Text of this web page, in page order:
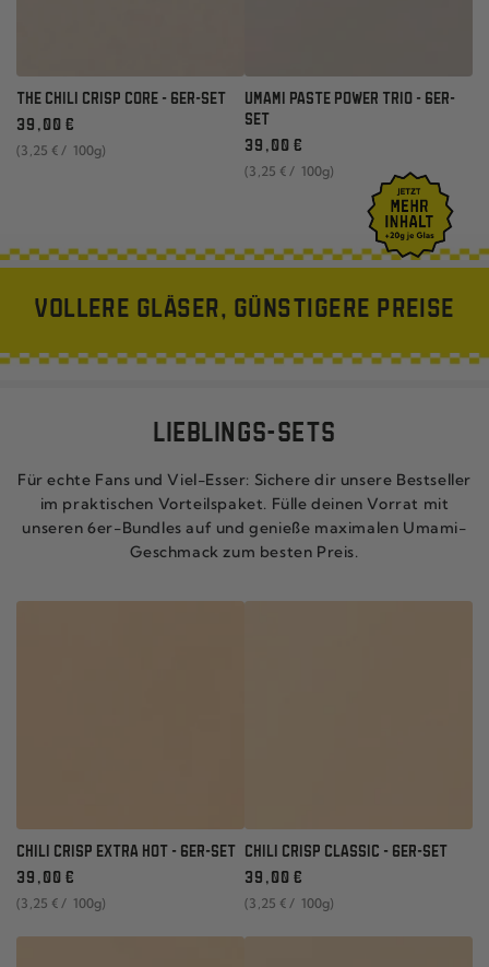
THE CHILI CRISP CORE - 6ER-SET
Regulärer
Preis
39 ,00 €
Stückpreis
(3 ,25 € / pro
100g)
UMAMI PASTE POWER TRIO - 6ER-
SET
Regulärer
Preis
39 ,00 €
Stückpreis
(3 ,25 € / pro
100g)
VOLLERE GLÄSER, GÜNSTIGERE PREISE
LIEBLINGS-SETS
Für echte Fans und Viel-Esser: Sichere dir unsere Bestseller
im praktischen Vorteilspaket. Fülle deinen Vorrat mit
unseren 6er-Bundles auf und genieße maximalen Umami-
Geschmack zum besten Preis.
CHILI CRISP EXTRA HOT - 6ER-SET
Regulärer
Preis
39 ,00 €
Stückpreis
(3 ,25 € / pro
100g)
CHILI CRISP CLASSIC - 6ER-SET
Regulärer
Preis
39 ,00 €
Stückpreis
(3 ,25 € / pro
100g)